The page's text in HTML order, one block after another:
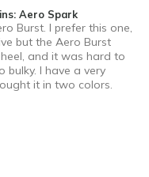
Aero Spark
Burst. I prefer this one,
but the Aero Burst
and it was hard to
bulky. I have a very
it in two colors.